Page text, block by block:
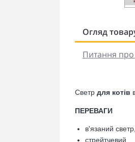
Огляд
Питання про
Светр для котiв
ПЕРЕВАГИ
в'язаний
стрейтчевий